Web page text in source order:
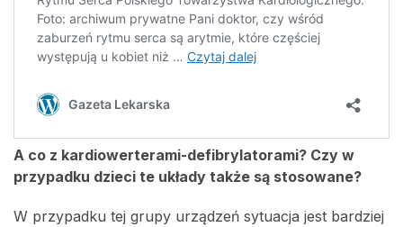
A co z kardiowerterami-defibrylatorami? Czy w
przypadku dzieci te układy także są stosowane?
W przypadku tej grupy urządzeń sytuacja jest bardziej